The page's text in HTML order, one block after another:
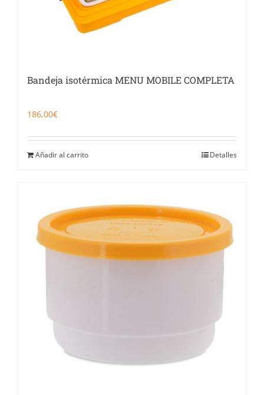
Bandeja isotérmica MENU MOBILE COMPLETA
186,00€
Añadir al carrito Detalles